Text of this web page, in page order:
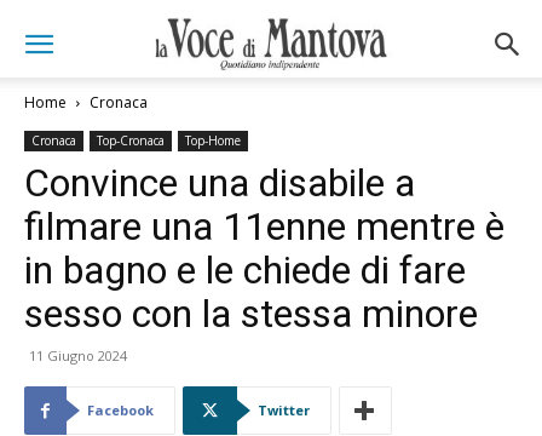
Home Cronaca
Cronaca Top-Cronaca Top-Home
Convince una disabile a
filmare una 11enne mentre è
in bagno e le chiede di fare
sesso con la stessa minore
11 Giugno 2024
Facebook Twitter